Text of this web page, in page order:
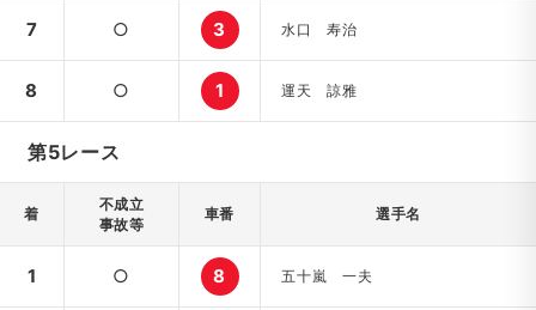
7 ○ 3 水口 寿治
8 ○ 1 運天 諒雅
第5レース
着
不成立
事故等
車番 選手名
1 ○ 8 五十嵐 一夫